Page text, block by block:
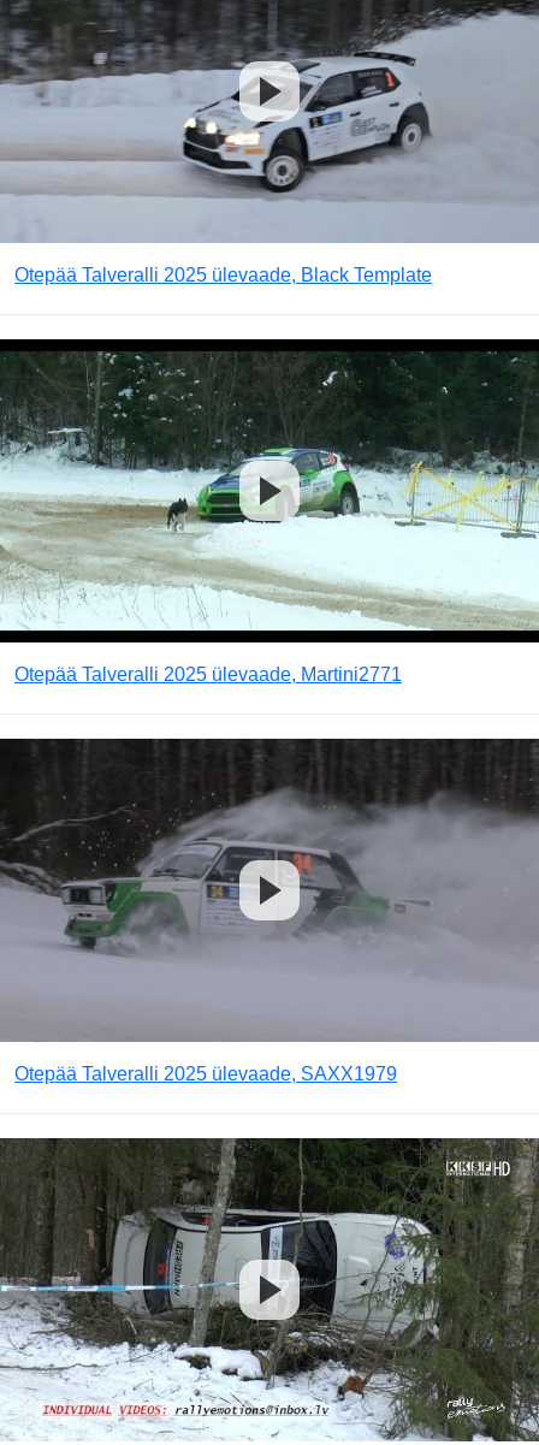
Otepää Talveralli 2025 ülevaade, Black Template
Otepää Talveralli 2025 ülevaade, Martini2771
Otepää Talveralli 2025 ülevaade, SAXX1979